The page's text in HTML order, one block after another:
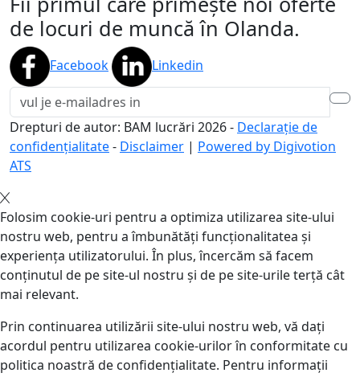
de locuri de muncă în Olanda.
Facebook Linkedin
Drepturi de autor: BAM lucrări 2026- Declarație de
confidențialitate- Disclaimer | Powered by Digivotion
ATS
Folosim cookie-uri pentru a optimiza utilizarea site-ului
nostru web, pentru a îmbunătăți funcționalitatea și
experiența utilizatorului. În plus, încercăm să facem
conținutul de pe site-ul nostru și de pe site-urile terță cât
mai relevant.
Prin continuarea utilizării site-ului nostru web, vă dați
acordul pentru utilizarea cookie-urilor în conformitate cu
politica noastră de confidențialitate. Pentru informații